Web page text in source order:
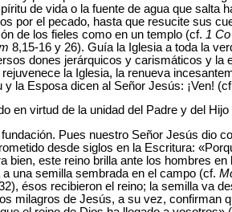
de vida o la fuente de agua que salta
por el pecado, hasta que resucite sus
de los fieles como en un templo (cf. 1 Co
8,15-16 y 26). Guía la Iglesia a toda la
dones jerárquicos y carismáticos y la
la Iglesia, la renueva
la Esposa dicen al Señor Jesús: ¡Ven!
en virtud de la unidad del Padre y del
Pues nuestro Señor Jesús dio
desde siglos en la Escritura:
bien, este reino brilla ante los hombres
una semilla sembrada en el campo (cf.
ésos recibieron el reino; la semilla va
milagros de Jesús, a su vez, confirman